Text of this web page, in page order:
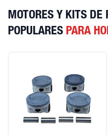
MOTORES Y KITS DE
POPULARES PARA